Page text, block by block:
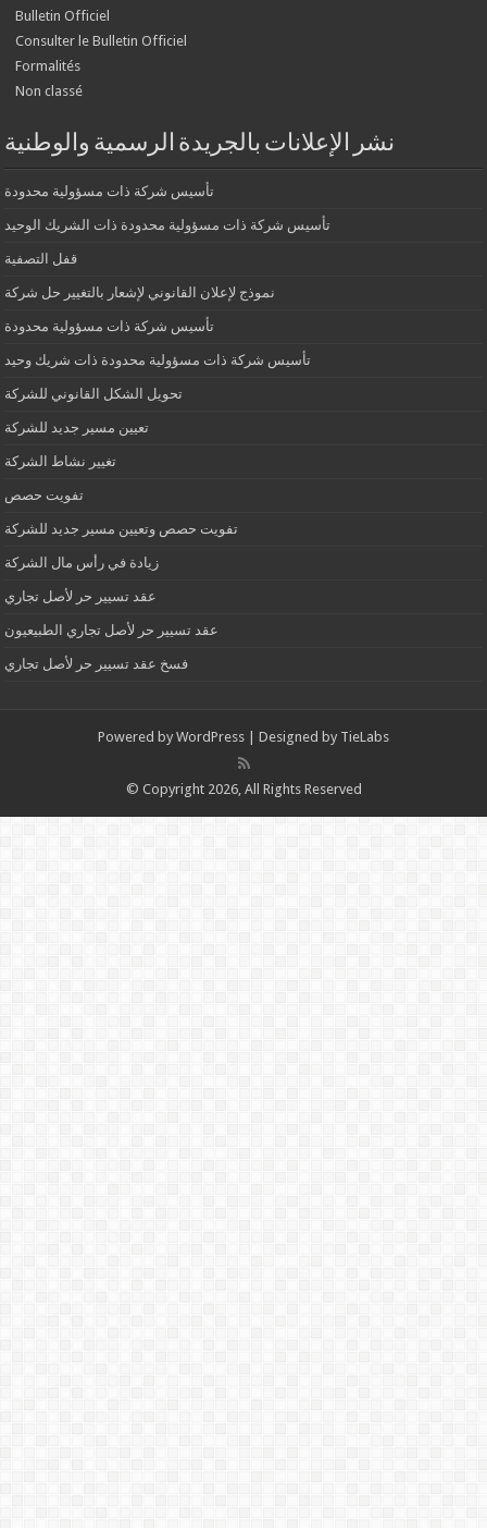
Bulletin Officiel
Consulter le Bulletin Officiel
Formalités
Non classé
نشر الإعلانات بالجريدة الرسمية والوطنية
تأسيس شركة ذات مسؤولية محدودة
تأسيس شركة ذات مسؤولية محدودة ذات الشريك الوحيد
قفل التصفية
نموذج لإعلان القانوني لإشعار بالتغيير حل شركة
تأسيس شركة ذات مسؤولية محدودة
تأسيس شركة ذات مسؤولية محدودة ذات شريك وحيد
تحويل الشكل القانوني للشركة
تعيين مسير جديد للشركة
تغيير نشاط الشركة
تفويت حصص
تفويت حصص وتعيين مسير جديد للشركة
زيادة في رأس مال الشركة
عقد تسيير حر لأصل تجاري
عقد تسيير حر لأصل تجاري الطبيعيون
فسخ عقد تسيير حر لأصل تجاري
Powered by WordPress | Designed by TieLabs
© Copyright 2026, All Rights Reserved